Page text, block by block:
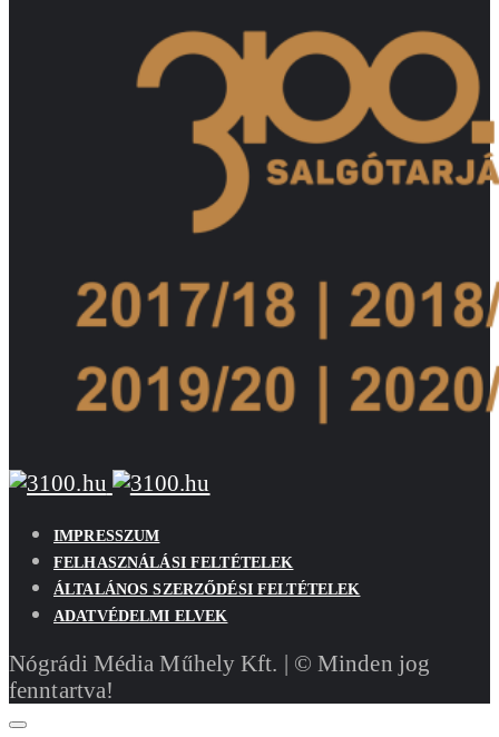
IMPRESSZUM
FELHASZNÁLÁSI FELTÉTELEK
ÁLTALÁNOS SZERZŐDÉSI FELTÉTELEK
ADATVÉDELMI ELVEK
Nógrádi Média Műhely Kft. | © Minden jog
fenntartva!